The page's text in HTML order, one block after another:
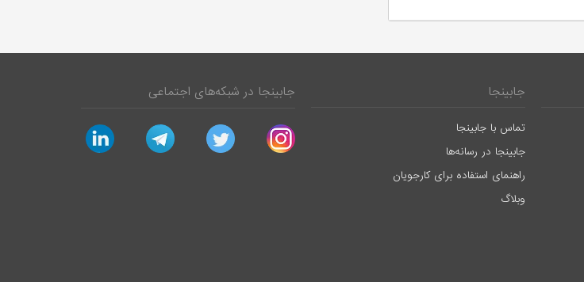
جابینجا
تماس با جابینجا
جابینجا در رسانه‌ها
راهنمای استفاده برای کارجویان
وبلاگ
جابینجا در شبکه‌های اجتماعی
instagram
twitter
telegram
linkedin